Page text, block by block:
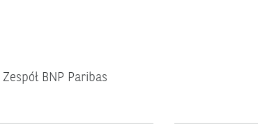
Zespół BNP Paribas